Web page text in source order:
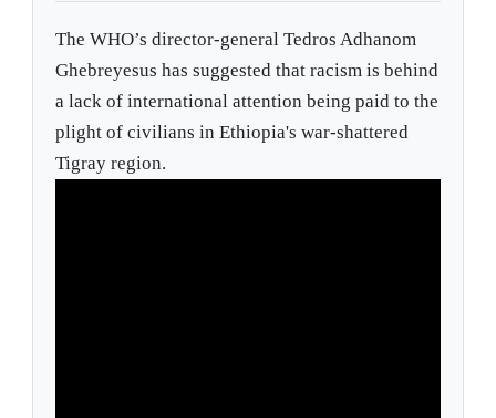
The WHO’s director-general Tedros Adhanom
Ghebreyesus has suggested that racism is behind
a lack of international attention being paid to the
plight of civilians in Ethiopia's war-shattered
Tigray region.